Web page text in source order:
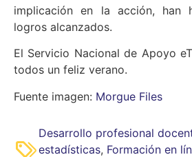
implicación en la acción, han
logros alcanzados.
El Servicio Nacional de Apoyo
todos un feliz verano.
Fuente imagen: Morgue Files
Desarrollo profesional
estadísticas, Formación en